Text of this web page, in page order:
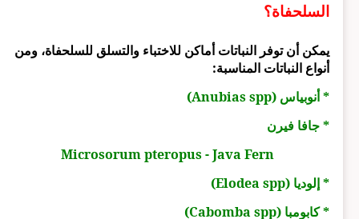
السلحفاة؟
يمكن أن توفر النباتات أماكن للاختباء والتسلق للسلحفاة، ومن
أنواع النباتات المناسبة:
* أنوبياس (Anubias spp)
* جافا فيرن
Microsorum pteropus - Java Fern
* إلوديا (Elodea spp)
* كابومبا (Cabomba spp)